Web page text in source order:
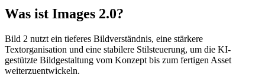
Was ist Images 2.0?
Bild 2 nutzt ein tieferes Bildverständnis, eine stärkere
Textorganisation und eine stabilere Stilsteuerung, um die KI-
gestützte Bildgestaltung vom Konzept bis zum fertigen Asset
weiterzuentwickeln.